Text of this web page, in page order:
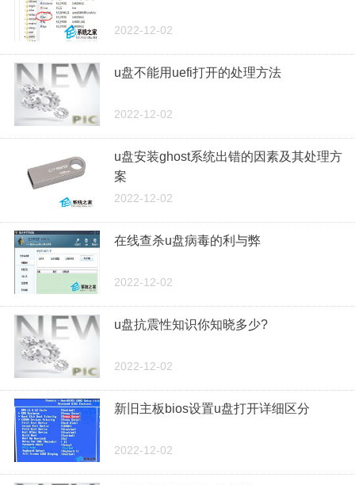
2022-12-02
u盘不能用uefi打开的处理方法
2022-12-02
u盘安装ghost系统出错的因素及其处理方
案
2022-12-02
在线查杀u盘病毒的利与弊
2022-12-02
u盘抗震性知识你知晓多少?
2022-12-02
新旧主板bios设置u盘打开详细区分
2022-12-02